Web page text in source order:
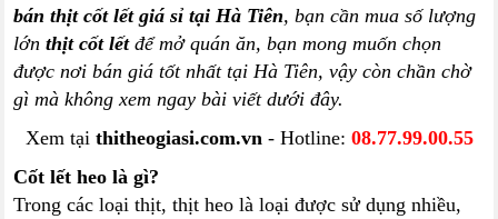
bán thịt cốt lết giá sỉ tại Hà Tiên, bạn cần mua số lượng
lớnthịt cốt lếtđể mở quán ăn, bạn mong muốn chọn
được nơi bán giá tốt nhất tại Hà Tiên, vậy còn chần chờ
gì mà không xem ngay bài viết dưới đây.
Xem tại thitheogiasi.com.vn- Hotline: 08.77.99.00.55
Cốt lết heo là gì?
Trong các loại thịt, thịt heo là loại được sử dụng nhiều,